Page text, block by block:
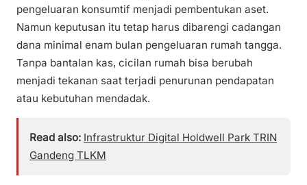
pengeluaran konsumtif menjadi pembentukan aset.
Namun keputusan itu tetap harus dibarengi cadangan
dana minimal enam bulan pengeluaran rumah tangga.
Tanpa bantalan kas, cicilan rumah bisa berubah
menjadi tekanan saat terjadi penurunan pendapatan
atau kebutuhan mendadak.
Read also: Infrastruktur Digital Holdwell Park TRIN
Gandeng TLKM